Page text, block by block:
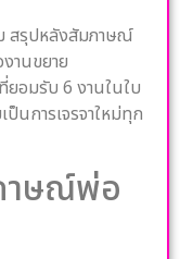
สรุปหลังสัมภาษณ์
านขยาย
อมรับ 6 งานในใบ
นการเจรจาใหม่ทุก
าษณ์พ่อ